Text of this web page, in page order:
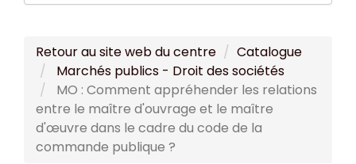
Retour au site web du centre
Catalogue
Marchés publics - Droit des sociétés
MO : Comment appréhender les relations
entre le maître d'ouvrage et le maître
d'œuvre dans le cadre du code de la
commande publique ?